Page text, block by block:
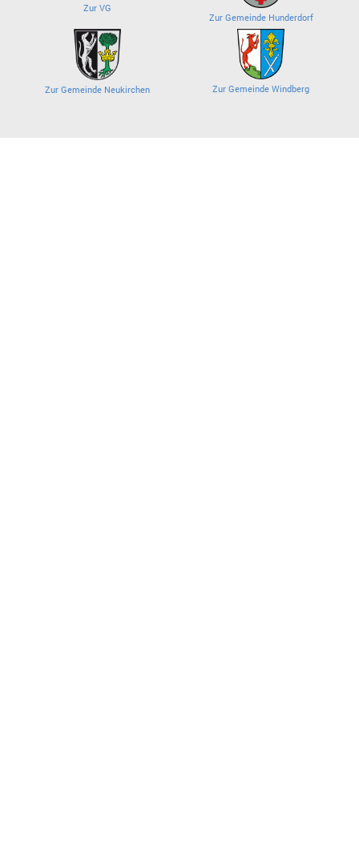
Zur VG
Zur Gemeinde Hunderdorf
Zur Gemeinde Neukirchen Zur Gemeinde Windberg